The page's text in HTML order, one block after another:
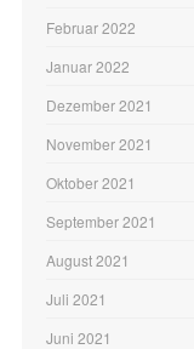
Februar 2022
Januar 2022
Dezember 2021
November 2021
Oktober 2021
September 2021
August 2021
Juli 2021
Juni 2021